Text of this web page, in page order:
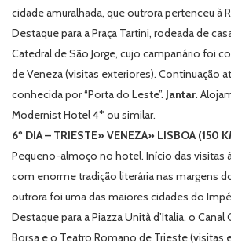
cidade amuralhada, que outrora pertenceu à
Destaque para a Praça Tartini, rodeada de
Catedral de São Jorge, cujo campanário foi
de Veneza (visitas exteriores). Continuação
conhecida por “Porta do Leste”. Jantar.
Modernist Hotel 4* ou similar.
6º DIA – TRIESTE» VENEZA» LISBOA (150
Pequeno-almoço no hotel. Início das visitas
com enorme tradição literária nas margens
outrora foi uma das maiores cidades do
Destaque para aPiazza Unità d’Italia, o Canal
Borsa e o Teatro Romano de Trieste (visitas